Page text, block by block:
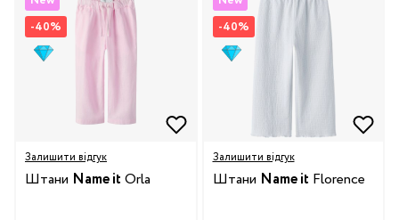
-40%
Залишити відгук
Штани Name it Orla
-40%
Залишити відгук
Штани Name it Florence